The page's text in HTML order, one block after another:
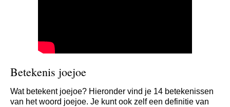
Betekenis joejoe
Wat betekent joejoe? Hieronder vind je 14 betekenissen
van het woord joejoe. Je kunt ook zelf een definitie van